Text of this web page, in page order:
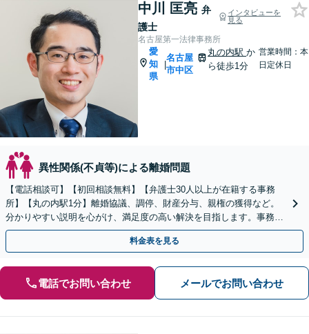
中川 匡亮 弁
護士
インタビューを
見る
名古屋第一法律事務所
愛
知
県
|
名古屋
市中区
丸の内駅か
ら徒歩1分
営業時間：本
日定休日
異性関係(不貞等)による離婚問題
【電話相談可】【初回相談無料】【弁護士30人以上が在籍する事務
所】【丸の内駅1分】離婚協議、調停、財産分与、親権の獲得など。
分かりやすい説明を心がけ、満足度の高い解決を目指します。事務所
の所属の女性弁護士と2名体制で対応も可能
料金表を見る
電話でお問い合わせ メールでお問い合わせ